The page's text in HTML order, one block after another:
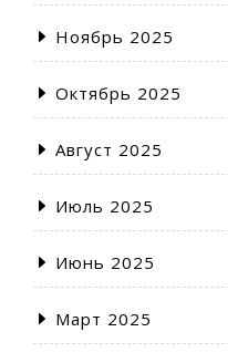
Ноябрь 2025
Октябрь 2025
Август 2025
Июль 2025
Июнь 2025
Март 2025